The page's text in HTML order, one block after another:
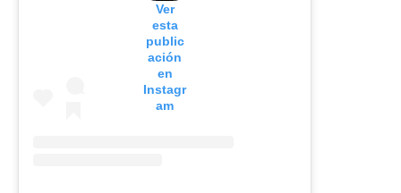
Ver
esta
public
ación
en
Instagr
am